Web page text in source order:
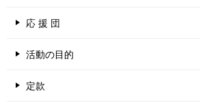
応 援 団
活動の目的
定款